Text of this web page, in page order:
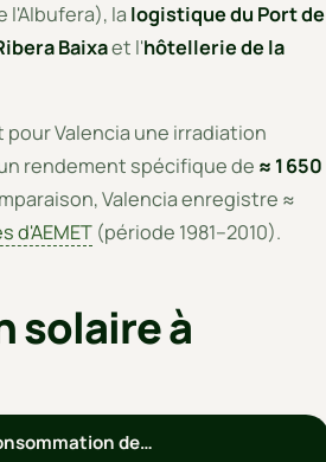
l'Albufera), la logistique du Port de
Baixaet l'hôtellerie de la
Valencia une irradiation
rendement spécifique de ≈ 1 650
Valencia enregistre ≈
d'AEMET (période 1981–2010).
solaire à
de…